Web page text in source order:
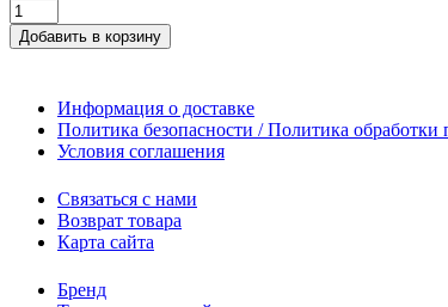
Добавить в корзину
Информация о доставке
Политика безопасности / Политика
Условия соглашения
Связаться с нами
Возврат товара
Карта сайта
Бренд